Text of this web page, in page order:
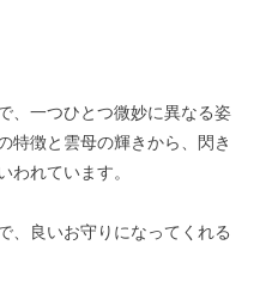
、一つひとつ微妙に異なる姿
特徴と雲母の輝きから、閃き
われています。
、良いお守りになってくれる